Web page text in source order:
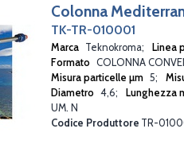
Colonna
TK-TR-010001
Marca Teknokroma Linea
Formato COLONNA
Misura particelle µm 5
Diametro 4,6 Lunghezza
UM. N
Codice Produttore TR-